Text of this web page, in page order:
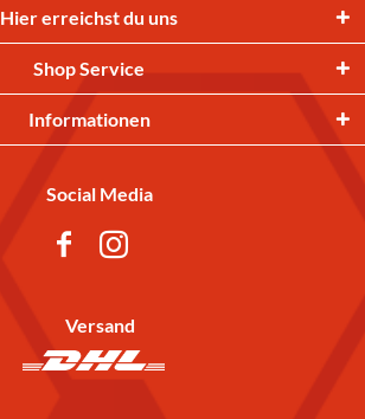
Hier erreichst du uns
Shop Service
Informationen
Social Media
Versand